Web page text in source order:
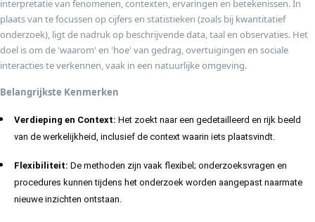
interpretatie van fenomenen, contexten, ervaringen en betekenissen. In
plaats van te focussen op cijfers en statistieken (zoals bij kwantitatief
onderzoek), ligt de nadruk op beschrijvende data, taal en observaties. Het
doel is om de 'waarom' en 'hoe' van gedrag, overtuigingen en sociale
interacties te verkennen, vaak in een natuurlijke omgeving.
Belangrijkste Kenmerken
Verdieping en Context: Het zoekt naar een gedetailleerd en rijk beeld
van de werkelijkheid, inclusief de context waarin iets plaatsvindt.
Flexibiliteit: De methoden zijn vaak flexibel; onderzoeksvragen en
procedures kunnen tijdens het onderzoek worden aangepast naarmate
nieuwe inzichten ontstaan.